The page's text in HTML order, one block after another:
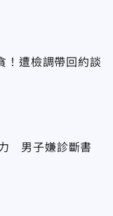
！遭檢調帶回約談
男子嫌診斷書